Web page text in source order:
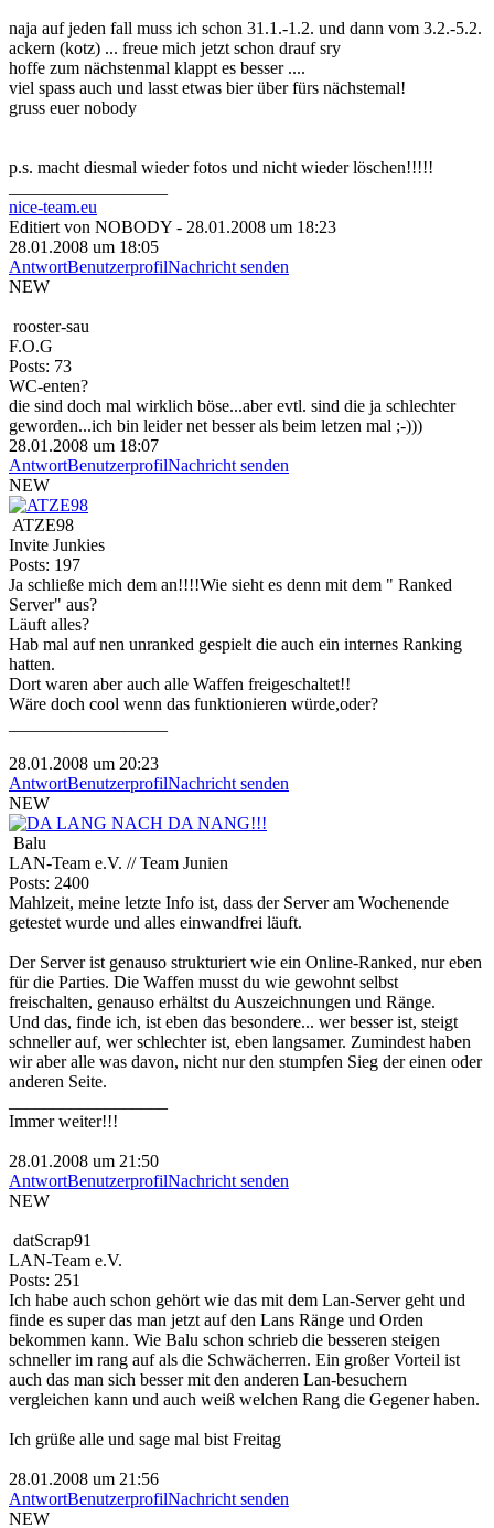
naja auf jeden fall muss ich schon 31.1.-1.2. und dann vom 3.2.-5.2.
ackern (kotz) ... freue mich jetzt schon drauf sry
hoffe zum nächstenmal klappt es besser ....
viel spass auch und lasst etwas bier über fürs nächstemal!
gruss euer nobody
p.s. macht diesmal wieder fotos und nicht wieder löschen!!!!!
nice-team.eu
Editiert von NOBODY - 28.01.2008 um 18:23
28.01.2008 um 18:05
AntwortBenutzerprofilNachricht senden
NEW
rooster-sau
F.O.G
Posts: 73
WC-enten?
die sind doch mal wirklich böse...aber evtl. sind die ja schlechter
geworden...ich bin leider net besser als beim letzen mal ;-)))
28.01.2008 um 18:07
AntwortBenutzerprofilNachricht senden
NEW
ATZE98
Invite Junkies
Posts: 197
Ja schließe mich dem an!!!!Wie sieht es denn mit dem " Ranked
Server" aus?
Läuft alles?
Hab mal auf nen unranked gespielt die auch ein internes Ranking
hatten.
Dort waren aber auch alle Waffen freigeschaltet!!
Wäre doch cool wenn das funktionieren würde,oder?
28.01.2008 um 20:23
AntwortBenutzerprofilNachricht senden
NEW
Balu
LAN-Team e.V. // Team Junien
Posts: 2400
Mahlzeit, meine letzte Info ist, dass der Server am Wochenende
getestet wurde und alles einwandfrei läuft.
Der Server ist genauso strukturiert wie ein Online-Ranked, nur eben
für die Parties. Die Waffen musst du wie gewohnt selbst
freischalten, genauso erhältst du Auszeichnungen und Ränge.
Und das, finde ich, ist eben das besondere... wer besser ist, steigt
schneller auf, wer schlechter ist, eben langsamer. Zumindest haben
wir aber alle was davon, nicht nur den stumpfen Sieg der einen oder
anderen Seite.
Immer weiter!!!
28.01.2008 um 21:50
AntwortBenutzerprofilNachricht senden
NEW
datScrap91
LAN-Team e.V.
Posts: 251
Ich habe auch schon gehört wie das mit dem Lan-Server geht und
finde es super das man jetzt auf den Lans Ränge und Orden
bekommen kann. Wie Balu schon schrieb die besseren steigen
schneller im rang auf als die Schwächerren. Ein großer Vorteil ist
auch das man sich besser mit den anderen Lan-besuchern
vergleichen kann und auch weiß welchen Rang die Gegener haben.
Ich grüße alle und sage mal bist Freitag
28.01.2008 um 21:56
AntwortBenutzerprofilNachricht senden
NEW